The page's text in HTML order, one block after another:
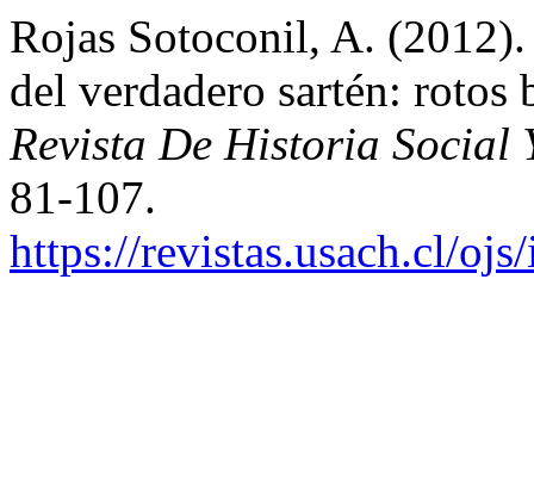
Rojas Sotoconil, A. (2012).
del verdadero sartén:
Revista De Historia Social
81-107.
https://revistas.usach.cl/